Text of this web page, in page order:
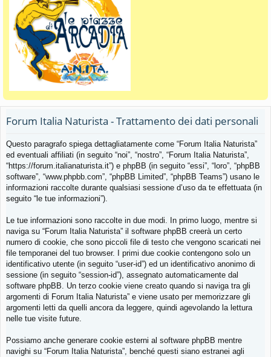
Forum Italia Naturista - Trattamento dei dati personali
Questo paragrafo spiega dettagliatamente come “Forum Italia Naturista”
ed eventuali affiliati (in seguito “noi”, “nostro”, “Forum Italia Naturista”,
“https://forum.italianaturista.it”) e phpBB (in seguito “essi”, “loro”, “phpBB
software”, “www.phpbb.com”, “phpBB Limited”, “phpBB Teams”) usano le
informazioni raccolte durante qualsiasi sessione d’uso da te effettuata (in
seguito “le tue informazioni”).
Le tue informazioni sono raccolte in due modi. In primo luogo, mentre si
naviga su “Forum Italia Naturista” il software phpBB creerà un certo
numero di cookie, che sono piccoli file di testo che vengono scaricati nei
file temporanei del tuo browser. I primi due cookie contengono solo un
identificativo utente (in seguito “user-id”) ed un identificativo anonimo di
sessione (in seguito “session-id”), assegnato automaticamente dal
software phpBB. Un terzo cookie viene creato quando si naviga tra gli
argomenti di Forum Italia Naturista” e viene usato per memorizzare gli
argomenti letti da quelli ancora da leggere, quindi agevolando la lettura
nelle tue visite future.
Possiamo anche generare cookie esterni al software phpBB mentre
navighi su “Forum Italia Naturista”, benché questi siano estranei agli